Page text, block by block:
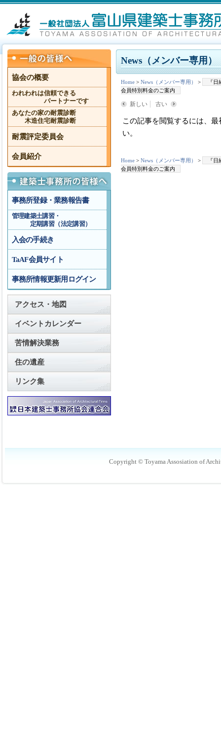
News（メンバー専用）
Home > News（メンバー専用） >
『
会員特別料金のご案内
新しい 古い
この記事を閲覧するには、
い。
Home > News（メンバー専用） >
『
会員特別料金のご案内
協会の概要
われわれは信頼できる
パートナーです
あなたの家の耐震診断
木造住宅耐震診断
耐震評定委員会
会員紹介
事務所登録・業務報告書
管理建築士講習・
定期講習（法定講習）
入会の手続き
TaAF会員サイト
事務所情報更新用ログイン
アクセス・地図
イベントカレンダー
苦情解決業務
住の遺産
リンク集
Copyright © Toyama Assosiation of